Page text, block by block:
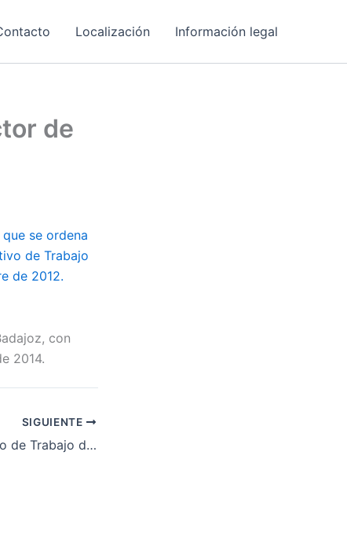
Localización Información legal
de
se ordena
de Trabajo
de 2012.
con
2014.
SIGUIENTE
Convenio Colectivo de Trabajo de Hostelería de la provincia de Badajoz para el 2013